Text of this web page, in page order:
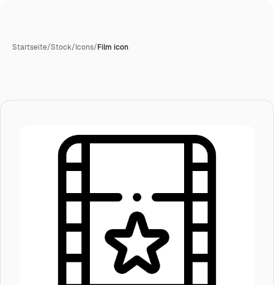
Startseite/Stock/Icons/Film icon